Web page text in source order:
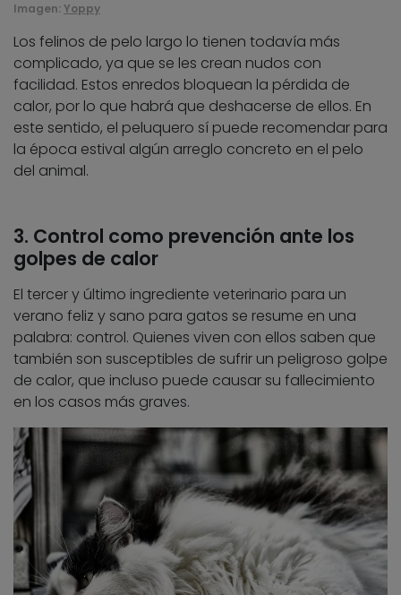
Imagen: Yoppy
Los felinos de pelo largo lo tienen todavía más
complicado, ya que se les crean nudos con
facilidad. Estos enredos bloquean la pérdida de
calor, por lo que habrá que deshacerse de ellos. En
este sentido, el peluquero sí puede recomendar para
la época estival algún arreglo concreto en el pelo
del animal.
3. Control como prevención ante los
golpes de calor
El tercer y último ingrediente veterinario para un
verano feliz y sano para gatos se resume en una
palabra: control. Quienes viven con ellos saben que
también son susceptibles de sufrir un peligroso golpe
de calor, que incluso puede causar su fallecimiento
en los casos más graves.